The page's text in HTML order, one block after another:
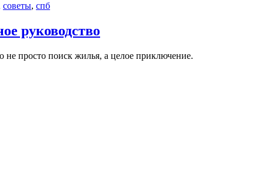
советы, спб
руководство
не просто поиск жилья, а целое приключение.